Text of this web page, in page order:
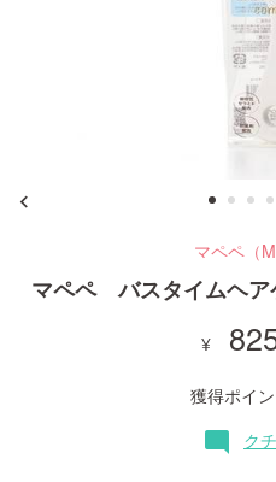
ログイン・新規会員登録
マペペ（
マペペ バスタイムヘア
獲得ポイン
mode_comment ク